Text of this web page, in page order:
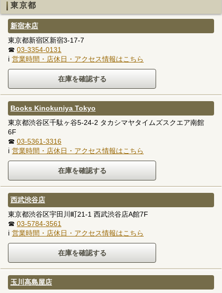
東京都
新宿本店
東京都新宿区新宿3-17-7
☎ 03-3354-0131
ℹ 営業時間・店休日・アクセス情報はこちら
Books Kinokuniya Tokyo
東京都渋谷区千駄ヶ谷5-24-2 タカシマヤタイムズスクエア南館
6F
☎ 03-5361-3316
ℹ 営業時間・店休日・アクセス情報はこちら
西武渋谷店
東京都渋谷区宇田川町21-1 西武渋谷店A館7F
☎ 03-5784-3561
ℹ 営業時間・店休日・アクセス情報はこちら
玉川高島屋店